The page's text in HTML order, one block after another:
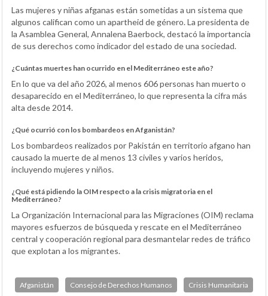
Las mujeres y niñas afganas están sometidas a un sistema que
algunos califican como un apartheid de género. La presidenta de
la Asamblea General, Annalena Baerbock, destacó la importancia
de sus derechos como indicador del estado de una sociedad.
¿Cuántas muertes han ocurrido en el Mediterráneo este año?
En lo que va del año 2026, al menos 606 personas han muerto o
desaparecido en el Mediterráneo, lo que representa la cifra más
alta desde 2014.
¿Qué ocurrió con los bombardeos en Afganistán?
Los bombardeos realizados por Pakistán en territorio afgano han
causado la muerte de al menos 13 civiles y varios heridos,
incluyendo mujeres y niños.
¿Qué está pidiendo la OIM respecto a la crisis migratoria en el
Mediterráneo?
La Organización Internacional para las Migraciones (OIM) reclama
mayores esfuerzos de búsqueda y rescate en el Mediterráneo
central y cooperación regional para desmantelar redes de tráfico
que explotan a los migrantes.
Afganistán Consejo de Derechos Humanos Crisis Humanitaria